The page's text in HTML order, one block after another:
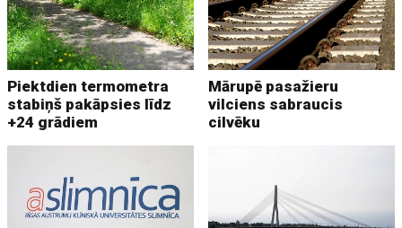
Piektdien termometra
stabiņš pakāpsies līdz
+24 grādiem
Mārupē pasažieru
vilciens sabraucis
cilvēku